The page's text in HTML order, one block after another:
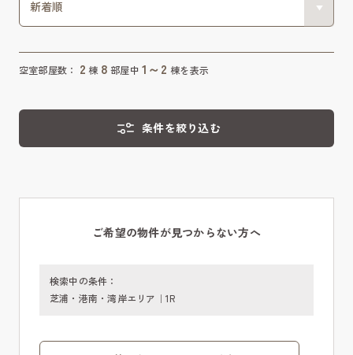
空室部屋数： 2 棟 8 部屋中1～2棟を表示
条件を絞り込む
ご希望の物件が見つからない方へ
検索中の条件：
芝浦・港南・湾岸エリア｜1R